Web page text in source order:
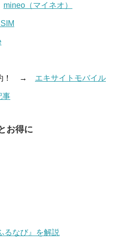
mineo（マイネオ）
約！ → エキサイトモバイル
事
お得に
るなび』を解説